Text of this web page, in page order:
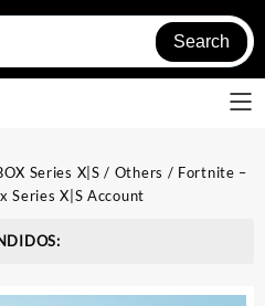
Search
Series X|S / Others / Fortnite –
Series X|S Account